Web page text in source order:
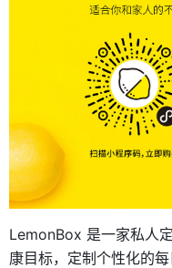
LemonBox 是一家私人
康目标，定制个性化的